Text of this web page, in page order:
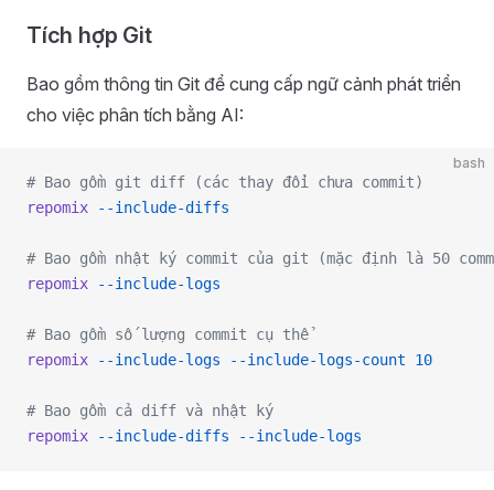
Tích hợp Git
Bao gồm thông tin Git để cung cấp ngữ cảnh phát triển
cho việc phân tích bằng AI:
bash
# Bao gồm git diff (các thay đổi chưa commit)
repomix --include-diffs
# Bao gồm nhật ký commit của git (mặc định là 50
repomix --include-logs
# Bao gồm số lượng commit cụ thể
repomix --include-logs --include-logs-count 10
# Bao gồm cả diff và nhật ký
repomix --include-diffs --include-logs